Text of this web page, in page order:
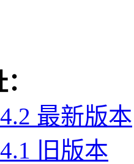
最新版本
旧版本